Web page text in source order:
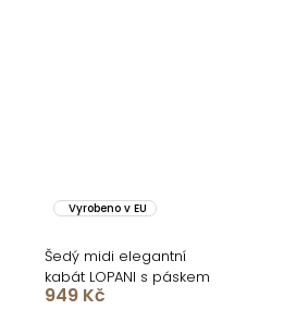
Vyrobeno v EU
Šedý midi elegantní
kabát LOPANI s páskem
949 Kč